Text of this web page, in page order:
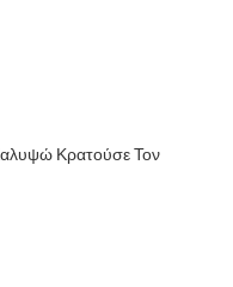
Κρατούσε Τον